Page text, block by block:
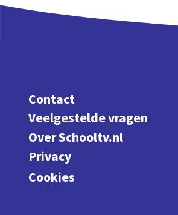
Contact
Veelgestelde vragen
Over Schooltv.nl
Privacy
Cookies